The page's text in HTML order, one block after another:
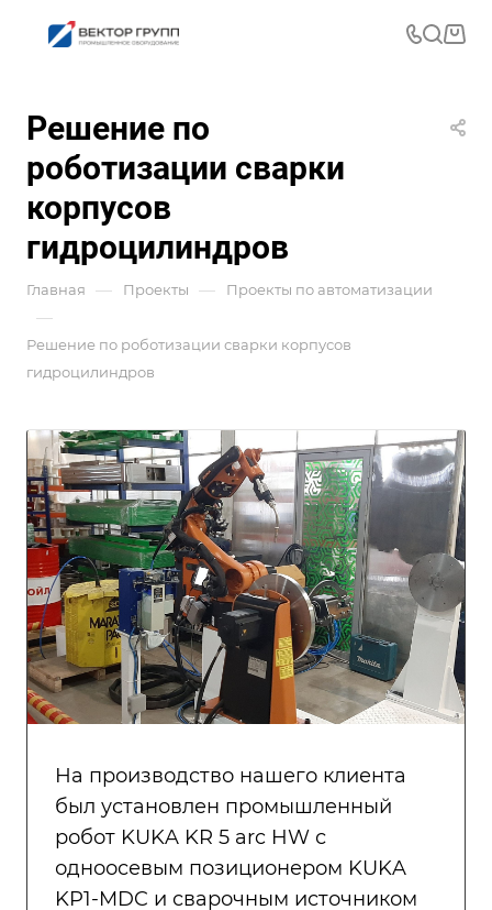
Решение по
роботизации сварки
корпусов
гидроцилиндров
Главная — Проекты — Проекты по автоматизации
—
Решение по роботизации сварки корпусов
гидроцилиндров
На производство нашего клиента
был установлен промышленный
робот KUKA KR 5 arc HW с
одноосевым позиционером KUKA
KP1-MDC и сварочным источником